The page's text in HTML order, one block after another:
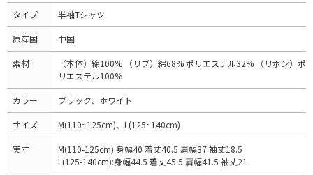
タイプ 半袖Tシャツ
原産国 中国
素材
（本体）綿100% （リブ）綿68% ポリエステル32% （リボン）ポ
リエステル100%
カラー ブラック、ホワイト
サイズ M(110~125cm)、L(125~140cm)
実寸
M(110-125cm):身幅40 着丈40.5 肩幅37 袖丈18.5
L(125-140cm):身幅44.5 着丈45.5 肩幅41.5 袖丈21